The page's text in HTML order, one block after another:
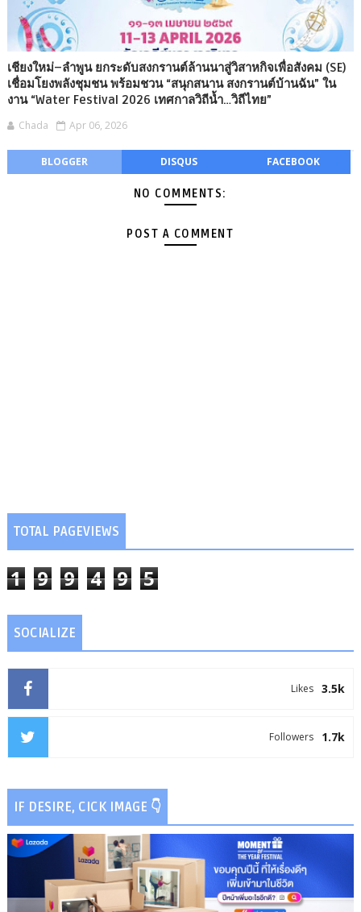
เชียงใหม่–ลำพูน ยกระดับสงกรานต์ล้านนาสู่วิสาหกิจเพื่อสังคม (SE)
เชื่อมโยงพลังชุมชน พร้อมชวน “สนุกสนาน สงกรานต์บ้านฉัน” ใน
งาน “Water Festival 2026 เทศกาลวิถีน้ำ…วิถีไทย”
Chada Apr 06, 2026
BLOGGER DISQUS FACEBOOK
NO COMMENTS:
POST A COMMENT
TOTAL PAGEVIEWS
1 9 9 4 9 5
SOCIALIZE
3.5k
Likes
1.7k
Followers
IF DESIRE, CICK IMAGE 👇